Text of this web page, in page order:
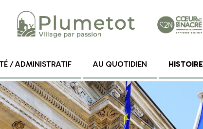
/ ADMINISTRATIF AU QUOTIDIEN HISTOIRE